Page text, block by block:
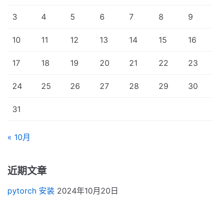
3 4 5 6 7 8 9
10 11 12 13 14 15 16
17 18 19 20 21 22 23
24 25 26 27 28 29 30
31
« 10月
近期文章
pytorch 安装 2024年10月20日